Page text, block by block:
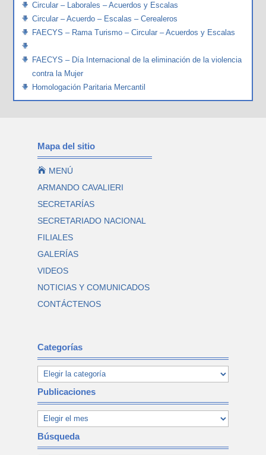
Circular – Laborales – Acuerdos y Escalas
Circular – Acuerdo – Escalas – Cerealeros
FAECYS – Rama Turismo – Circular – Acuerdos y Escalas
FAECYS – Día Internacional de la eliminación de la violencia
contra la Mujer
Homologación Paritaria Mercantil
Mapa del sitio
 MENÚ
ARMANDO CAVALIERI
SECRETARÍAS
SECRETARIADO NACIONAL
FILIALES
GALERÍAS
VIDEOS
NOTICIAS Y COMUNICADOS
CONTÁCTENOS
Categorías
Publicaciones
Búsqueda